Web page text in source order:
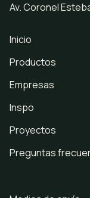
Av. Coronel
Inicio
Productos
Empresas
Inspo
Proyectos
Preguntas